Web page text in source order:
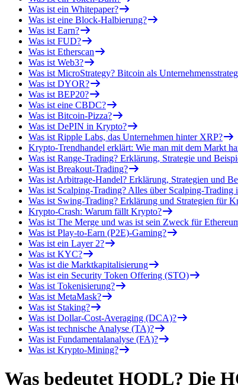
Was ist ein Whitepaper?
Was ist eine Block-Halbierung?
Was ist Earn?
Was ist FUD?
Was ist Etherscan
Was ist Web3?
Was ist MicroStrategy? Bitcoin als
Was ist DYOR?
Was ist BEP20?
Was ist eine CBDC?
Was ist Bitcoin-Pizza?
Was ist DePIN in Krypto?
Was ist Ripple Labs, das Unternehmen hinter XRP?
Krypto-Trendhandel erklärt: Wie man mit dem Markt
Was ist Range-Trading? Erklärung, Strategie und
Was ist Breakout-Trading?
Was ist Arbitrage-Handel? Erklärung, Strategien und
Was ist Scalping-Trading? Alles über Scalping-Trading
Was ist Swing-Trading? Erklärung und Strategien für
Krypto-Crash: Warum fällt Krypto?
Was ist The Merge und was ist sein Zweck für
Was ist Play-to-Earn (P2E)-Gaming?
Was ist ein Layer 2?
Was ist KYC?
Was ist die Marktkapitalisierung
Was ist ein Security Token Offering (STO)
Was ist Tokenisierung?
Was ist MetaMask?
Was ist Staking?
Was ist Dollar-Cost-Averaging (DCA)?
Was ist technische Analyse (TA)?
Was ist Fundamentalanalyse (FA)?
Was ist Krypto-Mining?
Was bedeutet HODL? Die